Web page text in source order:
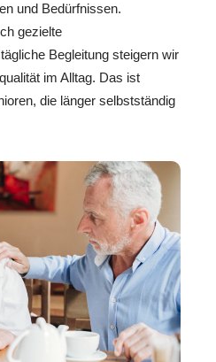
und Bedürfnissen.
gezielte
Begleitung steigern wir
im Alltag. Das ist
die länger selbstständig